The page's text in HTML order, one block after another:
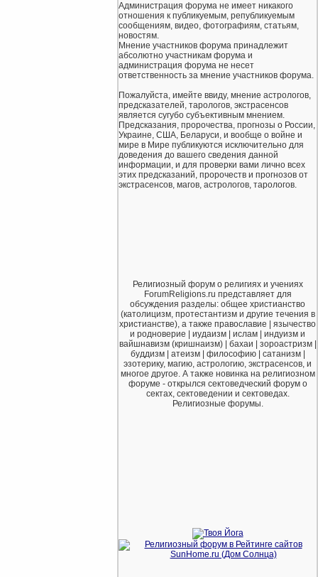
Администрация форума не имеет никакого
отношения к публикуемым, републикуемым
сообщениям, видео, фотографиям, статьям,
новостям.
Мнение участников форума принадлежит
абсолютно участникам форума и
администрация форума не несет
ответственность за мнение участников форума.
Пожалуйста, имейте ввиду, мнение астрологов,
предсказателей, тарологов, экстрасенсов
является сугубо субъективным мнением.
Предсказания, пророчества, прогнозы о России,
Украине, США, Беларуси, и вообще о войне и
мире в Мире публикуются исключительно для
доведения до вашего сведения данной
информации, и для проверки вами лично всех
этих предсказаний, пророчеств и прогнозов от
экстрасенсов, магов, астрологов, тарологов.
Религиозный форум о религиях и учениях
ForumReligions.ru представляет для
обсуждения разделы: общее христианство
(католицизм, протестантизм и другие течения в
христианстве), а также православие | язычество
и родноверие | иудаизм | ислам | индуизм и
вайшнавизм (кришнаизм) | бахаи | зороастризм |
буддизм | атеизм | философию | сатанизм |
эзотерику, магию, астрологию, экстрасенсов, и
многое другое. А также новинка на религиозном
форуме - открылся сектоведческий форум о
сектах, сектоведении и сектоведах.
Религиозные форумы.